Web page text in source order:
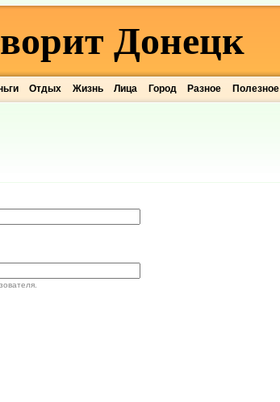
Отдых Жизнь Лица Город Разное Полезное
Донецк